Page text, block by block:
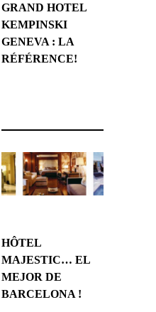
GRAND HOTEL
KEMPINSKI
GENEVA : LA
RÉFÉRENCE!
HÔTEL
MAJESTIC… EL
MEJOR DE
BARCELONA !